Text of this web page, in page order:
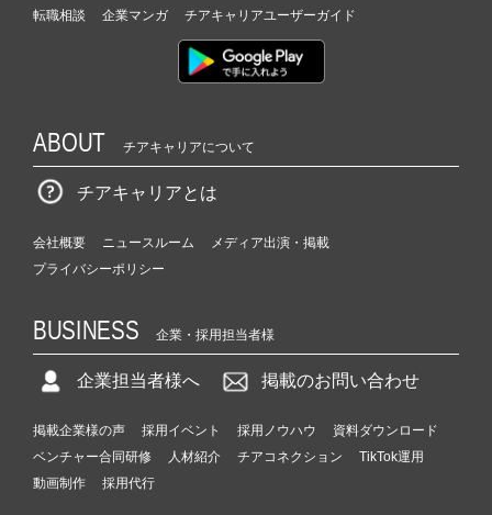
転職相談
企業マンガ チアキャリアユーザーガイド
ABOUT チアキャリアについて
チアキャリアとは
会社概要 ニュースルーム
メディア出演・掲載
プライバシーポリシー
BUSINESS 企業・採用担当者様
企業担当者様へ 掲載のお問い合わせ
掲載企業様の声 採用イベント 採用ノウハウ
資料ダウンロード
ベンチャー合同研修
人材紹介 チアコネクション
TikTok運用
動画制作
採用代行